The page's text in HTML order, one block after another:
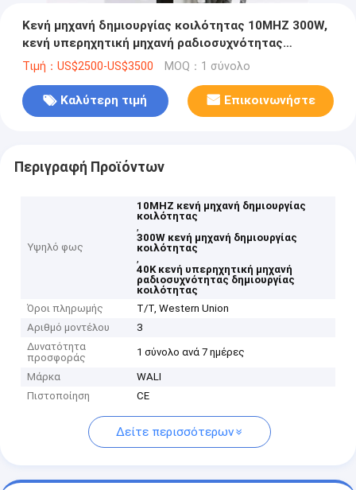
Κενή μηχανή δημιουργίας κοιλότητας 10MHZ 300W,
κενή υπερηχητική μηχανή ραδιοσυχνότητας
δημιουργίας κοιλότητας 40K
Τιμή：US$2500-US$3500 MOQ：1 σύνολο
Καλύτερη τιμή Επικοινωνήστε
Περιγραφή Προϊόντων
Υψηλό φως
10MHZ κενή μηχανή δημιουργίας
κοιλότητας
,
300W κενή μηχανή δημιουργίας
κοιλότητας
,
40K κενή υπερηχητική μηχανή
ραδιοσυχνότητας δημιουργίας
κοιλότητας
Όροι πληρωμής
T/T, Western Union
Αριθμό μοντέλου
3
Δυνατότητα
προσφοράς
1 σύνολο ανά 7 ημέρες
Μάρκα
WALI
Πιστοποίηση
CE
Δείτε περισσότερων